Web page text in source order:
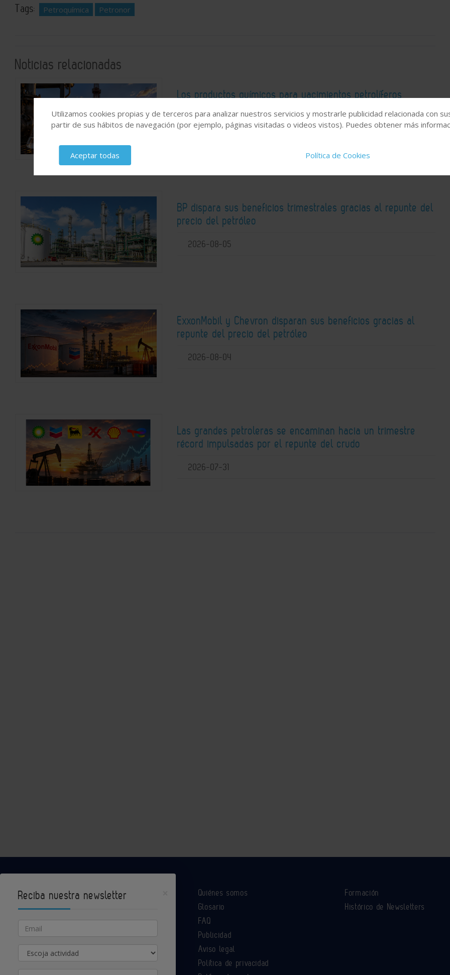
Tags: Petroquímica Petronor
Noticias relacionadas
Los productos químicos para yacimientos petrolíferos
2026-08-06
BP dispara sus beneficios trimestrales gracias al repunte del
precio del petróleo
2026-08-05
ExxonMobil y Chevron disparan sus beneficios gracias al
repunte del precio del petróleo
2026-08-04
Las grandes petroleras se encaminan hacia un trimestre
récord impulsadas por el repunte del crudo
2026-07-31
Contacte con nosotros
Quiénes somos
Glosario
FAQ
Publicidad
Aviso legal
Política de privacidad
Formación
Histórico de Newsletters
Utilizamos cookies propias y de terceros para analizar nuestros servicios y mostrarle publicidad relacionada con
partir de sus hábitos de navegación (por ejemplo, páginas visitadas o videos vistos). Puedes obtener más
Aceptar todas Política de Cookies
Reciba nuestra newsletter
Email
Actividad